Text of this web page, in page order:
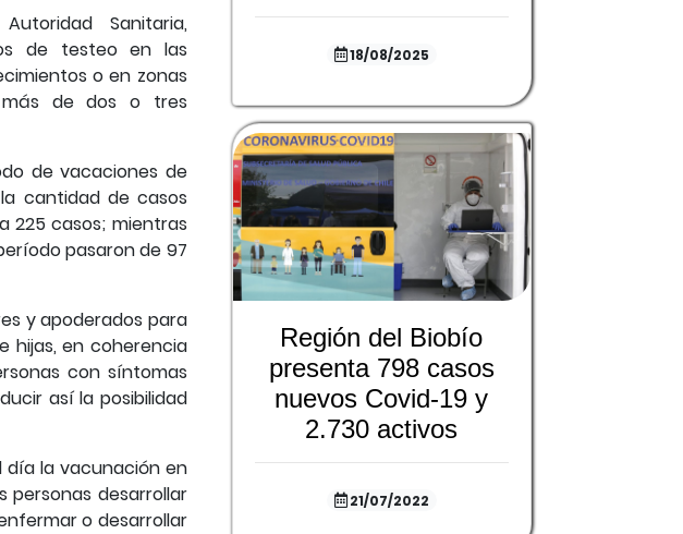
Sanitaria,
de testeo en las
o en zonas
de dos o tres
de vacaciones de
cantidad de casos
225 casos; mientras
pasaron de 97
y apoderados para
hijas, en coherencia
con síntomas
así la posibilidad
día la vacunación en
personas desarrollar
o desarrollar
18/08/2025
Región del Biobío
presenta 798 casos
nuevos Covid-19 y
2.730 activos
21/07/2022